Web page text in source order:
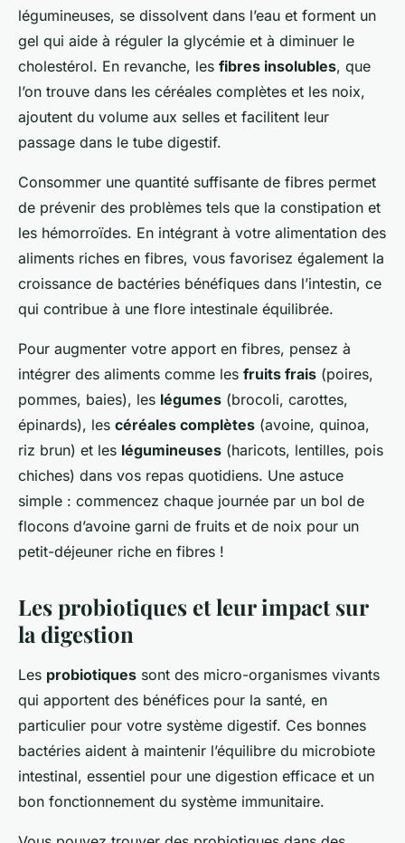
légumineuses, se dissolvent dans l’eau et forment un
gel qui aide à réguler la glycémie et à diminuer le
cholestérol. En revanche, les fibres insolubles, que
l’on trouve dans les céréales complètes et les noix,
ajoutent du volume aux selles et facilitent leur
passage dans le tube digestif.
Consommer une quantité suffisante de fibres permet
de prévenir des problèmes tels que la constipation et
les hémorroïdes. En intégrant à votre alimentation des
aliments riches en fibres, vous favorisez également la
croissance de bactéries bénéfiques dans l’intestin, ce
qui contribue à une flore intestinale équilibrée.
Pour augmenter votre apport en fibres, pensez à
intégrer des aliments comme les fruits frais (poires,
pommes, baies), les légumes (brocoli, carottes,
épinards), les céréales complètes (avoine, quinoa,
riz brun) et les légumineuses (haricots, lentilles, pois
chiches) dans vos repas quotidiens. Une astuce
simple : commencez chaque journée par un bol de
flocons d’avoine garni de fruits et de noix pour un
petit-déjeuner riche en fibres !
Les probiotiques et leur impact sur
la digestion
Les probiotiques sont des micro-organismes vivants
qui apportent des bénéfices pour la santé, en
particulier pour votre système digestif. Ces bonnes
bactéries aident à maintenir l’équilibre du microbiote
intestinal, essentiel pour une digestion efficace et un
bon fonctionnement du système immunitaire.